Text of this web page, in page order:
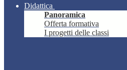
Didattica
Panoramica
Offerta formativa
I progetti delle classi